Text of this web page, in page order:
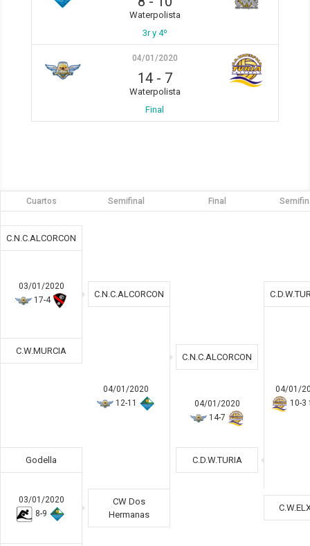
Waterpolista
3r y 4º
04/01/2020
14- 7
Waterpolista
Final
Cuartos Semifinal Final
C.N.C.ALCORCON
03/01/2020
17-4
C.N.C.ALCORCON
04/01/2020
12-11
04/01/
10-3
C.W.MURCIA
C.N.C.ALCORCON
04/01/2020
14-7
Godella C.D.W.TURIA
03/01/2020
8-9
CW Dos
Hermanas